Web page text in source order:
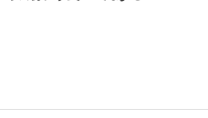
もっと見る